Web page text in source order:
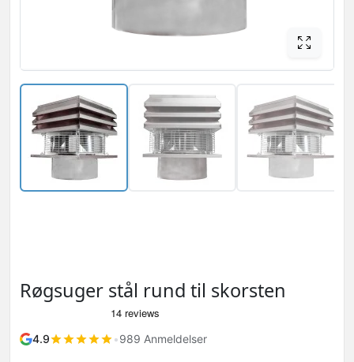
Røgsuger stål rund til skorsten
4.9 •989 Anmeldelser